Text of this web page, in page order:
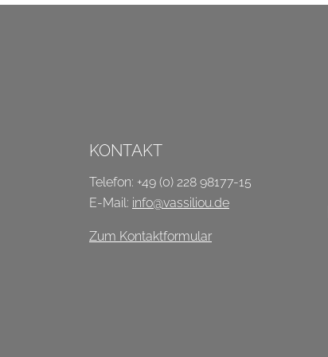
KONTAKT
Telefon: +49 (0) 228 98177-15
E-Mail: info@vassiliou.de
Zum Kontaktformular